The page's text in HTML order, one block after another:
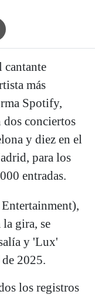
Icon
cantante
más
Spotify,
dos conciertos
y diez en el
para los
entradas.
gira, se
y 'Lux'
2025.
los registros